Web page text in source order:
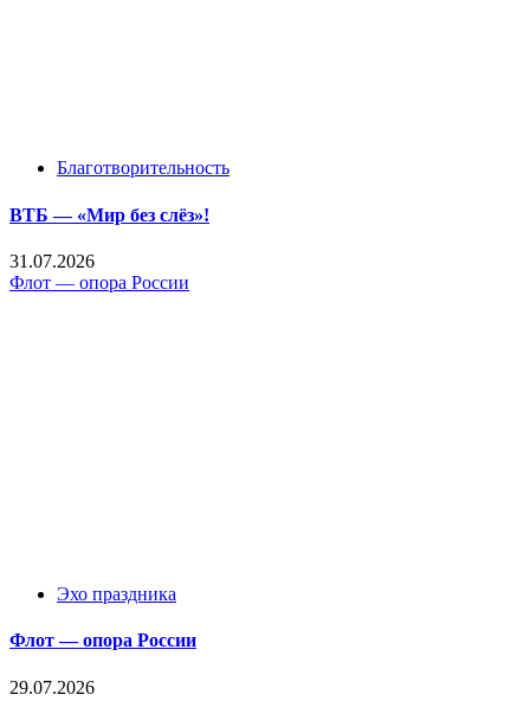
Благотворительность
ВТБ — «Мир без слёз»!
31.07.2026
Флот — опора России
Эхо праздника
Флот — опора России
29.07.2026